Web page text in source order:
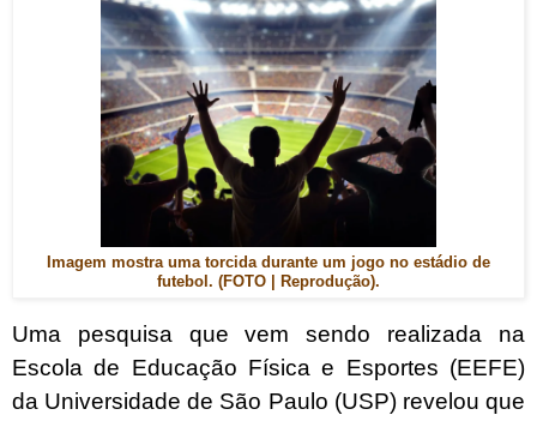
Imagem mostra uma torcida durante um jogo no estádio de
futebol. (FOTO | Reprodução).
Uma pesquisa que vem sendo realizada na
Escola de Educação Física e Esportes (EEFE)
da Universidade de São Paulo (USP) revelou que